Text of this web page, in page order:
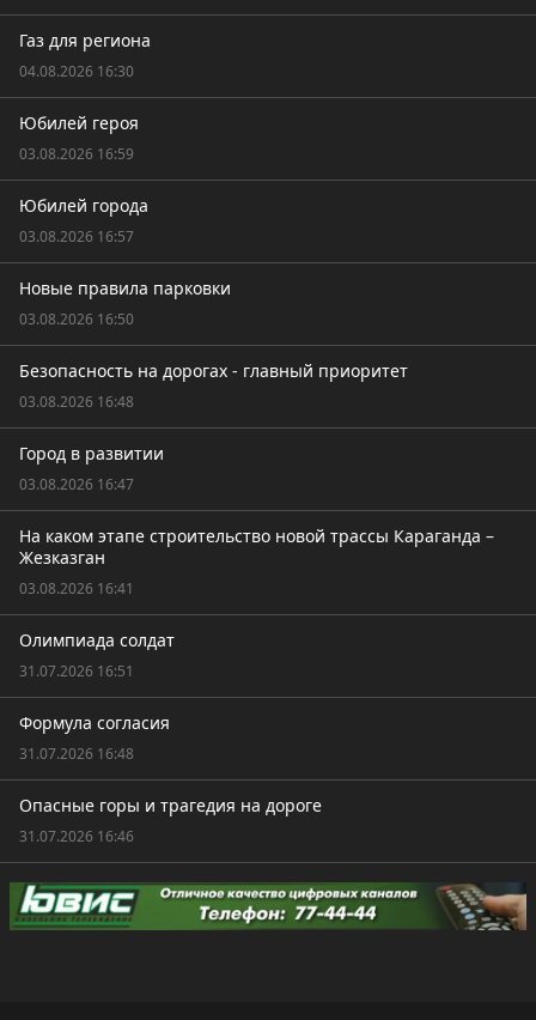
Газ для региона
04.08.2026 16:30
Юбилей героя
03.08.2026 16:59
Юбилей города
03.08.2026 16:57
Новые правила парковки
03.08.2026 16:50
Безопасность на дорогах - главный приоритет
03.08.2026 16:48
Город в развитии
03.08.2026 16:47
На каком этапе строительство новой трассы Караганда –
Жезказган
03.08.2026 16:41
Олимпиада солдат
31.07.2026 16:51
Формула согласия
31.07.2026 16:48
Опасные горы и трагедия на дороге
31.07.2026 16:46